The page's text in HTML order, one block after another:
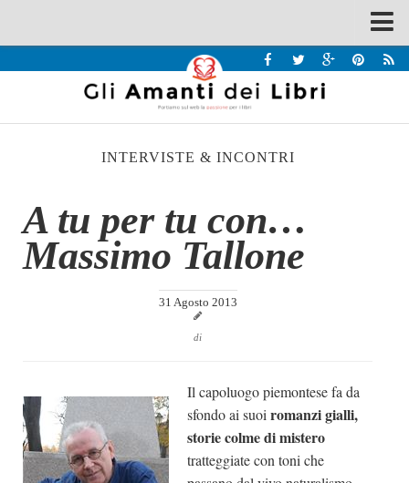
Recensioni
Interviste & Incontri
Chi siamo
Contatti
Chi siamo
Dicono di Noi
Rassegna Stampa
INTERVISTE & INCONTRI
A tu per tu con…
Massimo Tallone
31 Agosto 2013
di
Il capoluogo piemontese fa da
sfondo ai suoi romanzi gialli,
storie colme di mistero
tratteggiate con toni che